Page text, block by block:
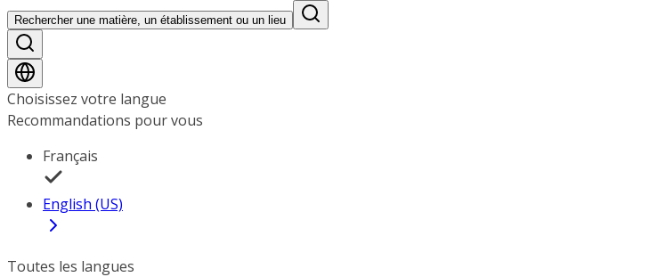
Rechercher une matière, un établissement ou un lieu
Choisissez votre langue
Recommandations pour vous
Français
English (US)
Toutes les langues